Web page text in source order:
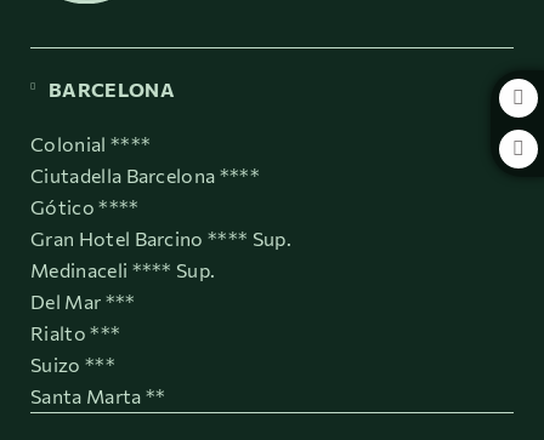
BARCELONA
Colonial ****
Ciutadella Barcelona ****
Gótico ****
Gran Hotel Barcino **** Sup.
Medinaceli **** Sup.
Del Mar ***
Rialto ***
Suizo ***
Santa Marta **